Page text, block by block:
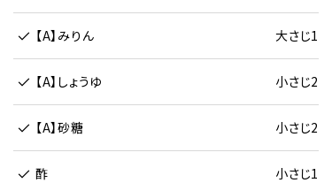
【A】みりん 大さじ1
【A】しょうゆ 小さじ2
【A】砂糖 小さじ2
酢 小さじ1